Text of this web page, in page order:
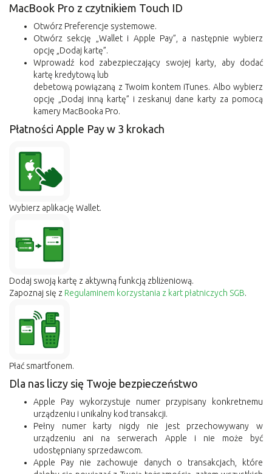
MacBook Pro z czytnikiem Touch ID
Otwórz Preferencje systemowe.
Otwórz sekcję „Wallet i Apple Pay”, a następnie wybierz
opcję „Dodaj kartę”.
Wprowadź kod zabezpieczający swojej karty, aby dodać
kartę kredytową lub
debetową powiązaną z Twoim kontem iTunes. Albo wybierz
opcję „Dodaj inną kartę” i zeskanuj dane karty za pomocą
kamery MacBooka Pro.
Płatności Apple Pay w 3 krokach
Wybierz aplikację Wallet.
Dodaj swoją kartę z aktywną funkcją zbliżeniową.
Zapoznaj się z Regulaminem korzystania z kart płatniczych SGB.
Płać smartfonem.
Dla nas liczy się Twoje bezpieczeństwo
Apple Pay wykorzystuje numer przypisany konkretnemu
urządzeniu i unikalny kod transakcji.
Pełny numer karty nigdy nie jest przechowywany w
urządzeniu ani na serwerach Apple i nie może być
udostępniany sprzedawcom.
Apple Pay nie zachowuje danych o transakcjach, które